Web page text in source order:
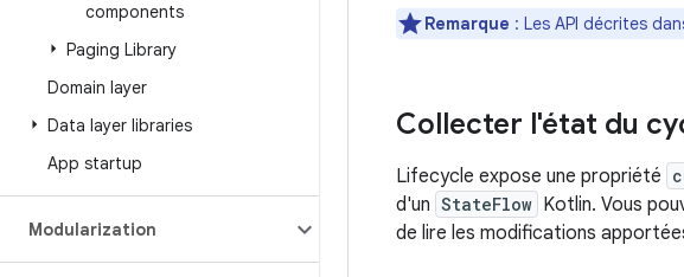
components
Paging Library
Domain layer
Data layer libraries
App startup
Modularization
Remarque : Les API décrites
Collecter l'état du
Lifecycle expose une propriété
d'un StateFlow Kotlin. Vous
de lire les modifications